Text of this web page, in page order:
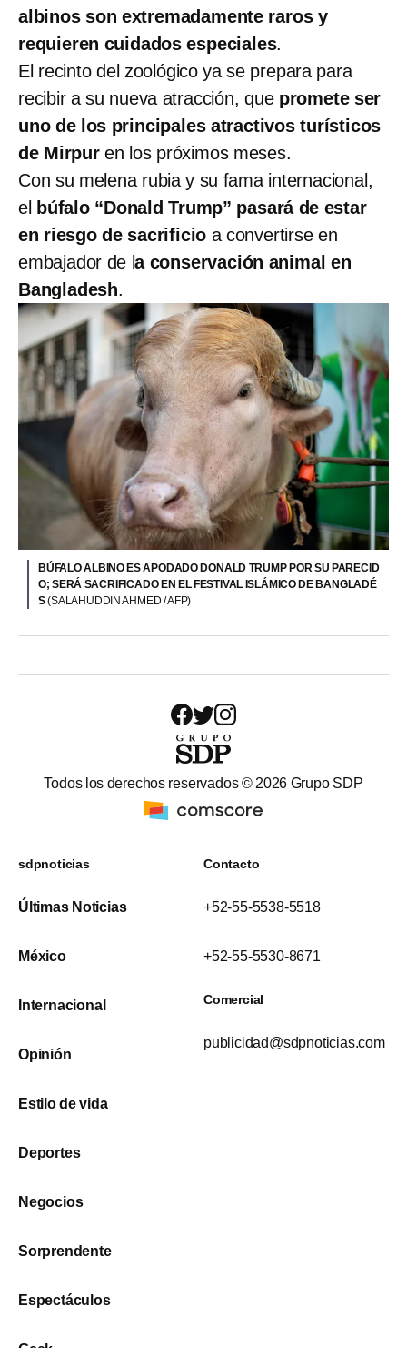
albinos son extremadamente raros y
requieren cuidados especiales.
El recinto del zoológico ya se prepara para
recibir a su nueva atracción, quepromete ser
uno de los principales atractivos turísticos
de Mirpuren los próximos meses.
Con su melena rubia y su fama internacional,
el búfalo “Donald Trump” pasará de estar
en riesgo de sacrificio a convertirse en
embajador de la conservación animal en
Bangladesh.
BÚFALO ALBINO ES APODADO DONALD TRUMP POR SU PARECID
O; SERÁ SACRIFICADO EN EL FESTIVAL ISLÁMICO DE BANGLADÉ
S(SALAHUDDIN AHMED / AFP)
Todos los derechos reservados ©2026 Grupo SDP
sdpnoticias
Últimas Noticias
México
Internacional
Opinión
Estilo de vida
Deportes
Negocios
Sorprendente
Espectáculos
Contacto
+52-55-5538-5518
+52-55-5530-8671
Comercial
publicidad@sdpnoticias.com